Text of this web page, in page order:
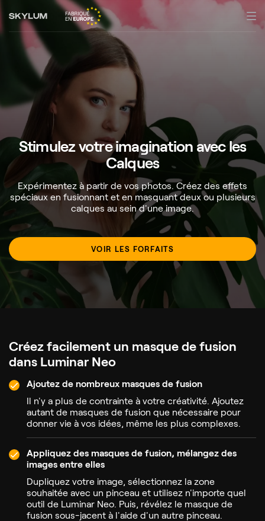
Stimulez votre imagination avec les
Calques
Expérimentez à partir de vos photos. Créez des effets
spéciaux en fusionnant et en masquant deux ou plusieurs
calques au sein d'une image.
VOIR LES FORFAITS
Créez facilement un masque de fusion
dans Luminar Neo
Ajoutez de nombreux masques de fusion
Il n'y a plus de contrainte à votre créativité. Ajoutez
autant de masques de fusion que nécessaire pour
donner vie à vos idées, même les plus complexes.
Appliquez des masques de fusion, mélangez des
images entre elles
Dupliquez votre image, sélectionnez la zone
souhaitée avec un pinceau et utilisez n'importe quel
outil de Luminar Neo. Puis, révélez le masque de
fusion sous-jacent à l'aide d'un autre pinceau.